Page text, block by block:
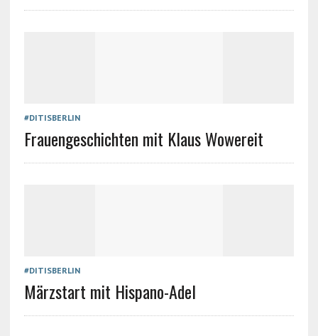
#DITISBERLIN
Frauengeschichten mit Klaus Wowereit
#DITISBERLIN
Märzstart mit Hispano-Adel